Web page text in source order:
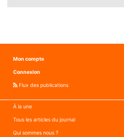
Mon compte
Connexion
Flux des publications
À la une
Tous les articles du journal
Qui sommes nous ?